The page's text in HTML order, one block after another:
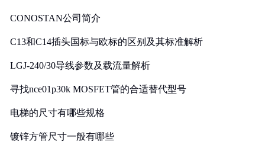
CONOSTAN公司简介
C13和C14插头国标与欧标的区别及其标准解析
LGJ-240/30导线参数及载流量解析
寻找nce01p30k MOSFET管的合适替代型号
电梯的尺寸有哪些规格
镀锌方管尺寸一般有哪些